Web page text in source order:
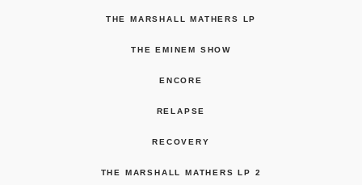
THE MARSHALL MATHERS LP
THE EMINEM SHOW
ENCORE
RELAPSE
RECOVERY
THE MARSHALL MATHERS LP 2